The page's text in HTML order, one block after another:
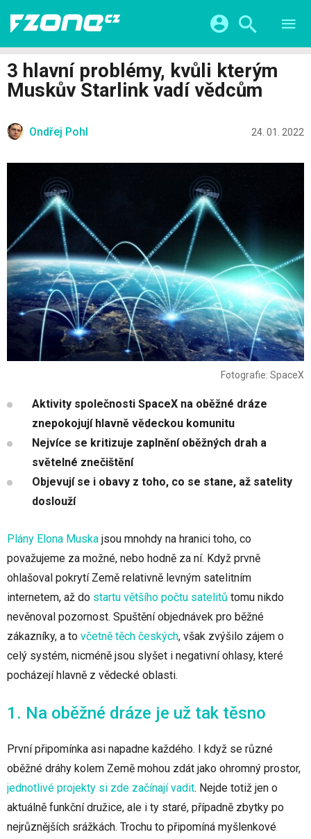
VIDEA
KATEGORIE
CHYTRÁ MĚSTA
ŽIVOT BUDOUCNOSTI
FINTECH
Facebook Google
Twitter Microsoft
3 hlavní problémy, kvůli kterým
Muskův Starlink vadí vědcům
Ondřej Pohl 24. 01. 2022
Fotografie: SpaceX
Aktivity společnosti SpaceX na oběžné dráze
znepokojují hlavně vědeckou komunitu
Nejvíce se kritizuje zaplnění oběžných drah a
světelné znečištění
Objevují se i obavy z toho, co se stane, až satelity
doslouží
Plány Elona Muska jsou mnohdy na hranici toho, co
považujeme za možné, nebo hodně za ní. Když prvně
ohlašoval pokrytí Země relativně levným satelitním
internetem, až do startu většího počtu satelitů tomu nikdo
nevěnoval pozornost. Spuštění objednávek pro běžné
zákazníky, a to včetně těch českých, však zvýšilo zájem o
celý systém, nicméně jsou slyšet i negativní ohlasy, které
pocházejí hlavně z vědecké oblasti.
1. Na oběžné dráze je už tak těsno
První připomínka asi napadne každého. I když se různé
oběžné dráhy kolem Země mohou zdát jako ohromný prostor,
jednotlivé projekty si zde začínají vadit. Nejde totiž jen o
aktuálně funkční družice, ale i ty staré, případně zbytky po
nejrůznějších srážkách. Trochu to připomíná myšlenkové